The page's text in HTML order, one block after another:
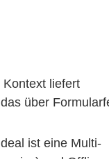
liefert
über
ist eine Multi-